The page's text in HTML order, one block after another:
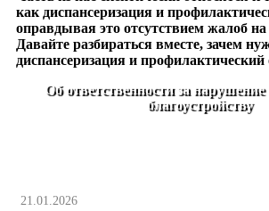
как диспансеризация и
оправдывая это отсутствием жалоб на
Давайте разбираться вместе, зачем
диспансеризация и профилактический
Об ответственности за
благоустройству
21.01.2026